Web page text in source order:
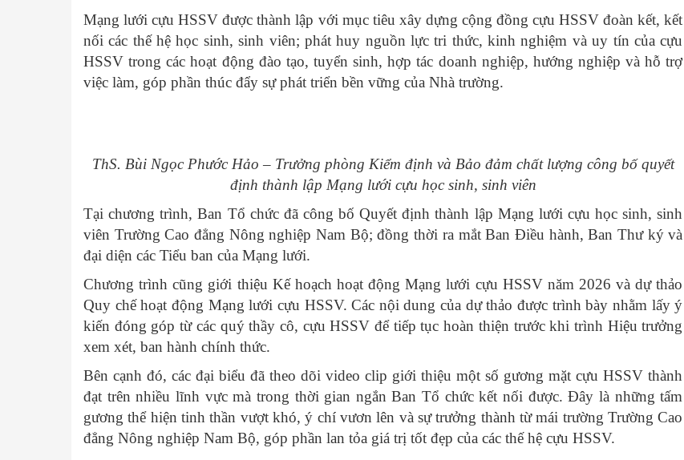
Mạng lưới cựu HSSV được thành lập với mục tiêu xây dựng cộng đồng cựu HSSV đoàn kết, kết
nối các thế hệ học sinh, sinh viên; phát huy nguồn lực tri thức, kinh nghiệm và uy tín của cựu
HSSV trong các hoạt động đào tạo, tuyển sinh, hợp tác doanh nghiệp, hướng nghiệp và hỗ trợ
việc làm, góp phần thúc đẩy sự phát triển bền vững của Nhà trường.
ThS. Bùi Ngọc Phước Hảo – Trưởng phòng Kiểm định và Bảo đảm chất lượng công bố quyết
định thành lập Mạng lưới cựu học sinh, sinh viên
Tại chương trình, Ban Tổ chức đã công bố Quyết định thành lập Mạng lưới cựu học sinh, sinh
viên Trường Cao đẳng Nông nghiệp Nam Bộ; đồng thời ra mắt Ban Điều hành, Ban Thư ký và
đại diện các Tiểu ban của Mạng lưới.
Chương trình cũng giới thiệu Kế hoạch hoạt động Mạng lưới cựu HSSV năm 2026 và dự thảo
Quy chế hoạt động Mạng lưới cựu HSSV. Các nội dung của dự thảo được trình bày nhằm lấy ý
kiến đóng góp từ các quý thầy cô, cựu HSSV để tiếp tục hoàn thiện trước khi trình Hiệu trưởng
xem xét, ban hành chính thức.
Bên cạnh đó, các đại biểu đã theo dõi video clip giới thiệu một số gương mặt cựu HSSV thành
đạt trên nhiều lĩnh vực mà trong thời gian ngắn Ban Tổ chức kết nối được. Đây là những tấm
gương thể hiện tinh thần vượt khó, ý chí vươn lên và sự trưởng thành từ mái trường Trường Cao
đẳng Nông nghiệp Nam Bộ, góp phần lan tỏa giá trị tốt đẹp của các thế hệ cựu HSSV.